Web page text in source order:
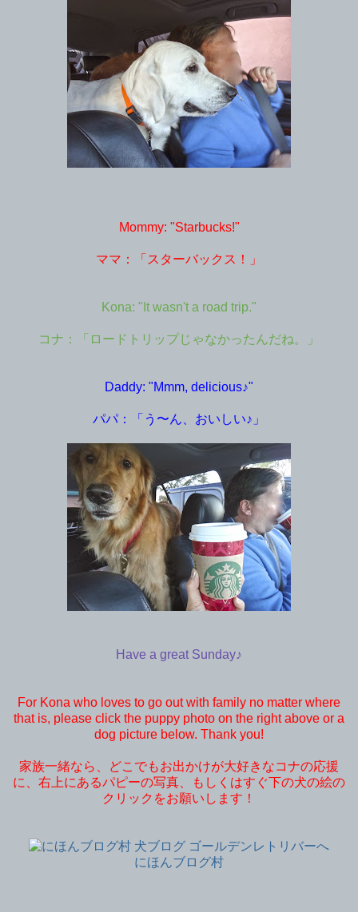
Mommy: "Starbucks!"
ママ：「スターバックス！」
Kona: "It wasn't a road trip."
コナ：「ロードトリップじゃなかったんだね。」
Daddy: "Mmm, delicious♪"
パパ：「う〜ん、おいしい♪」
Have a great Sunday♪
For Kona who loves to go out with family no matter where
that is, please click the puppy photo on the right above or a
dog picture below. Thank you!
家族一緒なら、どこでもお出かけが大好きなコナの応援
に、右上にあるパピーの写真、もしくはすぐ下の犬の絵の
クリックをお願いします！
にほんブログ村